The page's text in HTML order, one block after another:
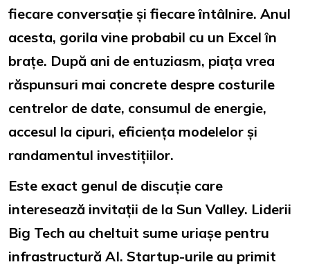
fiecare conversație și fiecare întâlnire. Anul
acesta, gorila vine probabil cu un Excel în
brațe. După ani de entuziasm, piața vrea
răspunsuri mai concrete despre costurile
centrelor de date, consumul de energie,
accesul la cipuri, eficiența modelelor și
randamentul investițiilor.
Este exact genul de discuție care
interesează invitații de la Sun Valley. Liderii
Big Tech au cheltuit sume uriașe pentru
infrastructură AI. Startup-urile au primit